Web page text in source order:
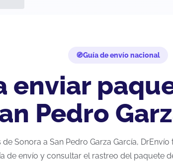
Guía de envío nacional
enviar
Pedro
de Sonora a San Pedro Garza García,
de envío y consultar el rastreo del paquete